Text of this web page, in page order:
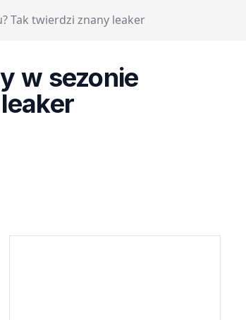
Tak twierdzi znany leaker
w sezonie